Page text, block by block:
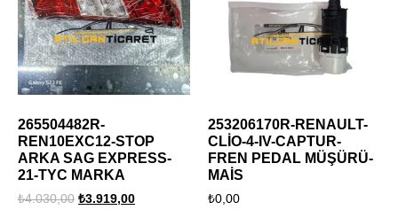
265504482R-
REN10EXC12-STOP
ARKA SAG EXPRESS-
21-TYC MARKA
₺4.030,00 ₺3.919,00
253206170R-RENAULT-
CLİO-4-IV-CAPTUR-
FREN PEDAL MÜŞÜRÜ-
MAİS
₺0,00